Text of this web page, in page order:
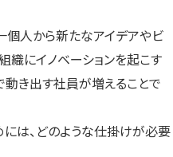
個人から新たなアイデアやビ
織にイノベーションを起こす
動き出す社員が増えることで
は、どのような仕掛けが必要